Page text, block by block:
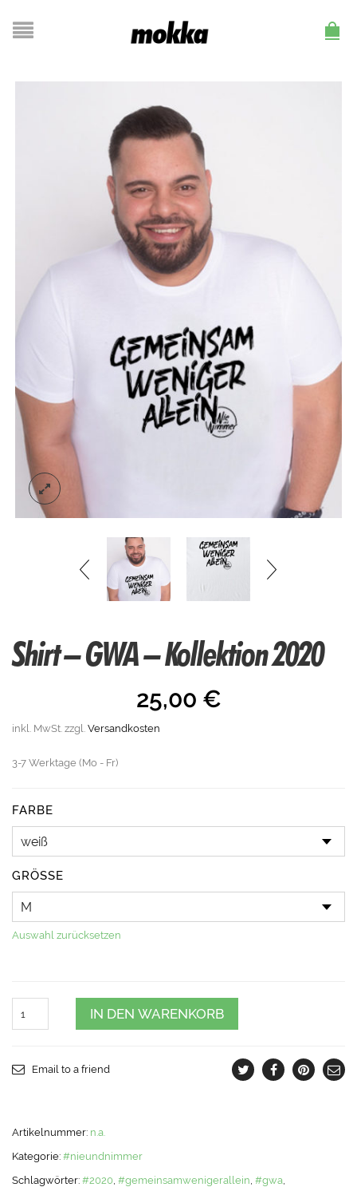
Shirt – GWA – Kollektion 2020
25,00 €
inkl. MwSt. zzgl. Versandkosten
3-7 Werktage (Mo - Fr)
FARBE
GRÖSSE
Auswahl zurücksetzen
IN DEN WARENKORB
Email to a friend
Artikelnummer: n.a.
Kategorie: #nieundnimmer
Schlagwörter: #2020, #gemeinsamwenigerallein, #gwa,